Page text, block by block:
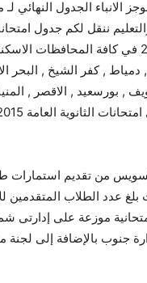
الانباء الجدول النهائي لـ
التربية والتعليم ننقل لكم جدول
الثانوية في مصر , امتحانات الثانوية العامة الترم الثاني 2015/2016
دمياط , كفر الشيخ , البحر
, بورسعيد , الاقصر ,
من تقديم استمارات
عدد الطلاب المتقدمين
وطالبة سوف يؤدون الامتحان فى 12 لجنة امتحانية
7 لجان و5 لجان فى نطاق إدارة جنوب بالإضافة